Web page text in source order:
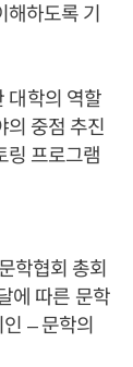
해하도록 기
대학의 역할
의 중점 추진
링 프로그램
학협회 총회
에 따른 문학
– 문학의